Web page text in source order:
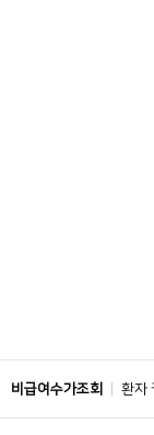
비급여수가조회 환자